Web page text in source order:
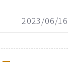
2023/06/16